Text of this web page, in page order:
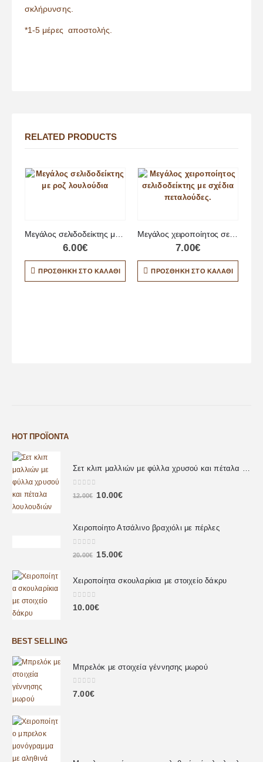
σκλήρυνσης.
*1-5 μέρες αποστολής.
RELATED PRODUCTS
6.00€
ΠΡΟΣΘΉΚΗ ΣΤΟ ΚΑΛΆΘΙ
Μεγάλος χειροποίητος σελιδοδείκτης με σχέδια πεταλούδες
7.00€
ΠΡΟΣΘΉΚΗ ΣΤΟ ΚΑΛΆΘΙ
HOT ΠΡΟΪΌΝΤΑ
Σετ κλιπ μαλλιών με φύλλα χρυσού και πέταλα λουλουδιών
out of 5
12.00€ 10.00€
Χειροποίητο Ατσάλινο βραχιόλι με πέρλες
out of 5
20.00€ 15.00€
Χειροποίητα σκουλαρίκια με στοιχείο δάκρυ
0 out of 5
10.00€
BEST SELLING
Μπρελόκ με στοιχεία γέννησης μωρού
0out of 5
7.00€